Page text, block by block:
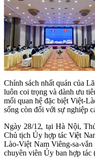
Chính sách nhất quán của
luôn coi trọng và dành ưu
mối quan hệ đặc biệt Việt-
sống còn đối với sự nghiệp
Ngày 28/12, tại Hà Nội,
Chủ tịch Ủy hợp tác Việt
Lào-Việt Nam Viêng-sa-
chuyên viên Ủy ban hợp tác